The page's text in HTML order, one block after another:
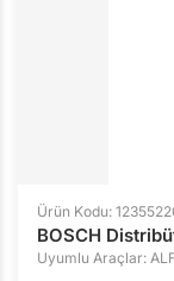
Ürün Kodu:
BOSCH
Uyumlu Araçlar: